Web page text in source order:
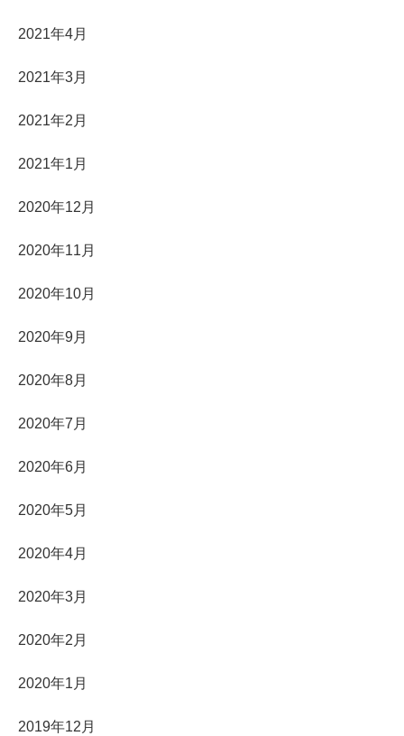
2021年4月
2021年3月
2021年2月
2021年1月
2020年12月
2020年11月
2020年10月
2020年9月
2020年8月
2020年7月
2020年6月
2020年5月
2020年4月
2020年3月
2020年2月
2020年1月
2019年12月